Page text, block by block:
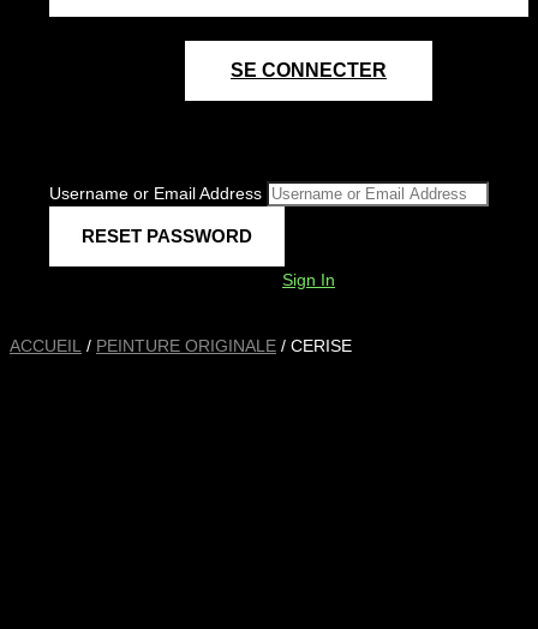
SE CONNECTER
Username or Email Address
Sign In
ACCUEIL / PEINTURE ORIGINALE / CERISE